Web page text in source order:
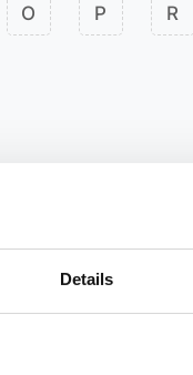
Details
O P R